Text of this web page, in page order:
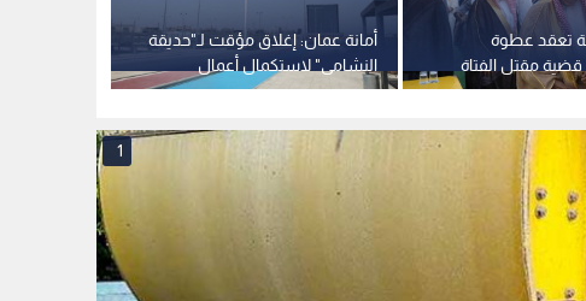
أمانة عمان: إغلاق مؤقت لـ"حديقة
النشامى" لاستكمال أعمال
الصيانة والتطوير
تعقد عطوة
مقتل الفتاة
الجاني وجلوة
1